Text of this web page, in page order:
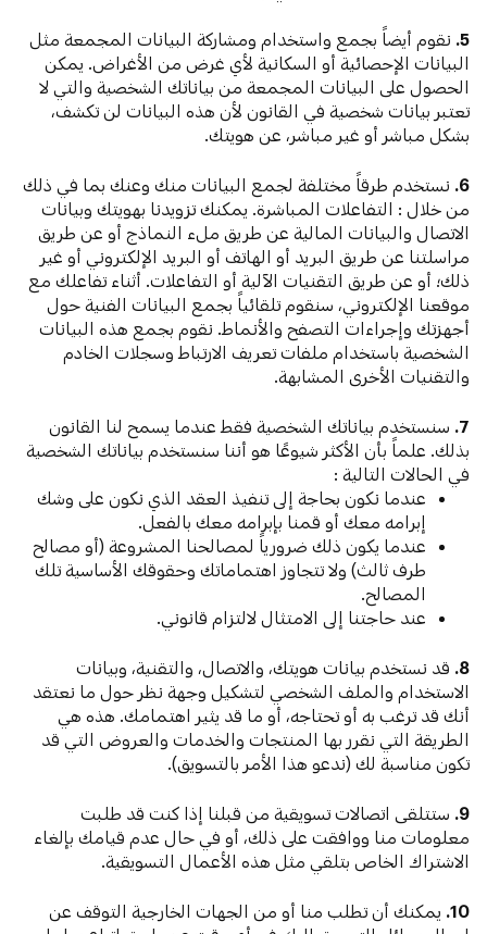
5. نقوم أيضاً بجمع واستخدام ومشاركة البيانات المجمعة مثل
البيانات الإحصائية أو السكانية لأي غرض من الأغراض. يمكن
الحصول على البيانات المجمعة من بياناتك الشخصية والتي لا
تعتبر بيانات شخصية في القانون لأن هذه البيانات لن تكشف،
بشكل مباشر أو غير مباشر، عن هويتك.
6. نستخدم طرقاً مختلفة لجمع البيانات منك وعنك بما في ذلك
من خلال : التفاعلات المباشرة. يمكنك تزويدنا بهويتك وبيانات
الاتصال والبيانات المالية عن طريق ملء النماذج أو عن طريق
مراسلتنا عن طريق البريد أو الهاتف أو البريد الإلكتروني أو غير
ذلك؛ أو عن طريق التقنيات الآلية أو التفاعلات. أثناء تفاعلك مع
موقعنا الإلكتروني، سنقوم تلقائياً بجمع البيانات الفنية حول
أجهزتك وإجراءات التصفح والأنماط. نقوم بجمع هذه البيانات
الشخصية باستخدام ملفات تعريف الارتباط وسجلات الخادم
والتقنيات الأخرى المشابهة.
7. سنستخدم بياناتك الشخصية فقط عندما يسمح لنا القانون
بذلك. علماً بأن الأكثر شيوعًا هو أننا سنستخدم بياناتك الشخصية
في الحالات التالية :
عندما نكون بحاجة إلى تنفيذ العقد الذي نكون على وشك
إبرامه معك أو قمنا بإبرامه معك بالفعل.
عندما يكون ذلك ضرورياً لمصالحنا المشروعة (أو مصالح
طرف ثالث) ولا تتجاوز اهتماماتك وحقوقك الأساسية تلك
المصالح.
عند حاجتنا إلى الامتثال لالتزام قانوني.
8. قد نستخدم بيانات هويتك، والاتصال، والتقنية، وبيانات
الاستخدام والملف الشخصي لتشكيل وجهة نظر حول ما نعتقد
أنك قد ترغب به أو تحتاجه، أو ما قد يثير اهتمامك. هذه هي
الطريقة التي نقرر بها المنتجات والخدمات والعروض التي قد
تكون مناسبة لك (ندعو هذا الأمر بالتسويق).
9. ستتلقى اتصالات تسويقية من قبلنا إذا كنت قد طلبت
معلومات منا ووافقت على ذلك، أو في حال عدم قيامك بإلغاء
الاشتراك الخاص بتلقي مثل هذه الأعمال التسويقية.
10. يمكنك أن تطلب منا أو من الجهات الخارجية التوقف عن